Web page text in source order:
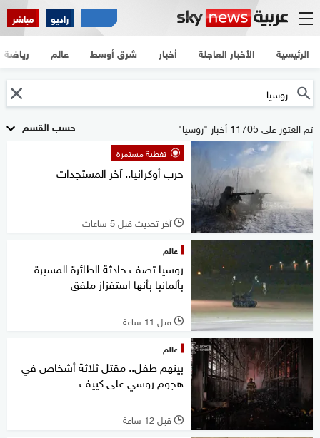
راديو مباشر
الرئيسية الأخبار العاجلة أخبار شرق أوسط عالم رياضة
حسب القسم تم العثور على 11705 أخبار "روسيا"
تغطية مستمرة
حرب أوكرانيا.. آخر المستجدات
l آخر تحديث قبل 5 ساعات
عالم
روسيا تصف حادثة الطائرة المسيرة
بألمانيا بأنها استفزاز ملفق
l قبل 11 ساعة
عالم
بينهم طفل.. مقتل ثلاثة أشخاص في
هجوم روسي على كييف
l قبل 12 ساعة